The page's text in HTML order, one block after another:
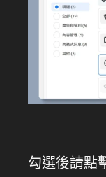
勾選後請點